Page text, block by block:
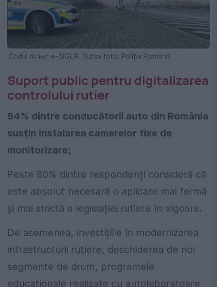
Codul rutier: e-SIGUR. Sursa foto: Poliția Română
Suport public pentru digitalizarea
controlului rutier
94% dintre conducătorii auto din România
susțin instalarea camerelor fixe de
monitorizare;
Peste 80% dintre respondenți consideră că
este absolut necesară o aplicare mai fermă
și mai strictă a legislației rutiere în vigoare.
De asemenea, investițiile în modernizarea
infrastructurii rutiere, deschiderea de noi
segmente de drum, programele
educaționale realizate cu autolaboratoare